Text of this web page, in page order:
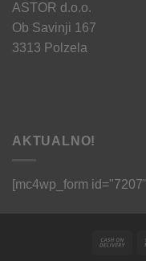
ASTOR d.o.o.
Ob Savinji 167
3313 Polzela
AKTUALNO!
[mc4wp_form